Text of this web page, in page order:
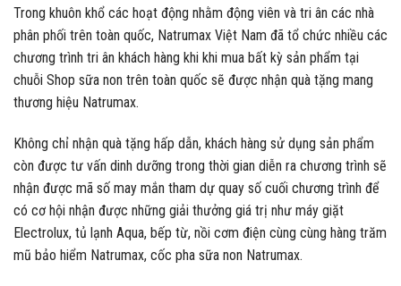
Trong khuôn khổ các hoạt động nhằm động viên và tri ân các nhà
phân phối trên toàn quốc, Natrumax Việt Nam đã tổ chức nhiều các
chương trình tri ân khách hàng khi khi mua bất kỳ sản phẩm tại
chuỗi Shop sữa non trên toàn quốc sẽ được nhận quà tặng mang
thương hiệu Natrumax.
Không chỉ nhận quà tặng hấp dẫn, khách hàng sử dụng sản phẩm
còn được tư vấn dinh dưỡng trong thời gian diễn ra chương trình sẽ
nhận được mã số may mắn tham dự quay số cuối chương trình để
có cơ hội nhận được những giải thưởng giá trị như máy giặt
Electrolux, tủ lạnh Aqua, bếp từ, nồi cơm điện cùng cùng hàng trăm
mũ bảo hiểm Natrumax, cốc pha sữa non Natrumax.